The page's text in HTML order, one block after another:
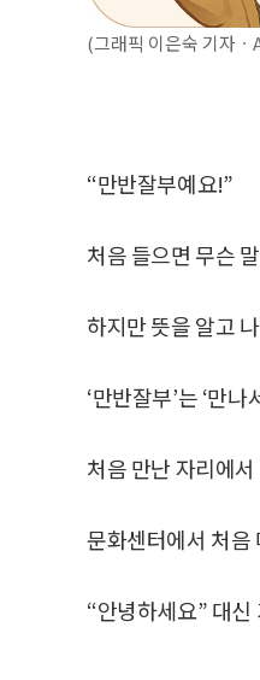
(그래픽 이은숙 기자ㆍ
“만반잘부예요!”
처음 들으면 무슨
하지만 뜻을 알고
‘만반잘부’는 ‘만
처음 만난 자리에
문화센터에서 처음
“안녕하세요” 대